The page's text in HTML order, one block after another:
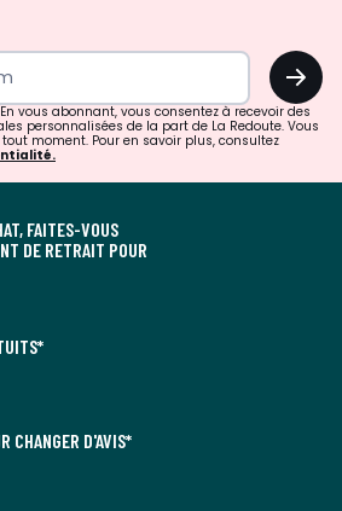
OK
vous abonnant, vous consentez à recevoir des
personnalisées de la part de La Redoute. Vous
moment. Pour en savoir plus, consultez
FAITES-VOUS
DE RETRAIT POUR
CHANGER D'AVIS*